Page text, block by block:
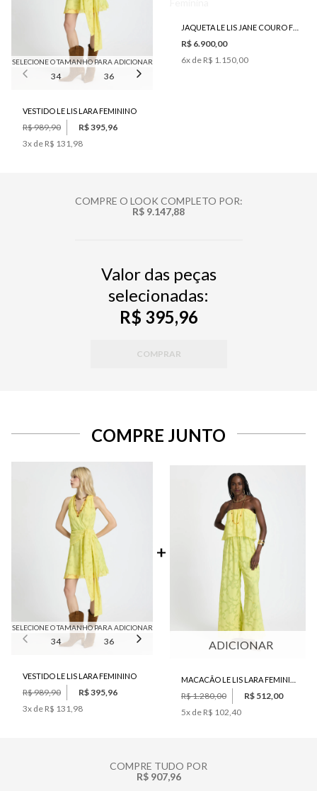
SELECIONE O TAMANHO PARA ADICIONAR
34 36
VESTIDO LE LIS LARA FEMININO
R$ 989,90
R$ 395,96
3x de R$ 131,98
R$ 6.900,00
6x de R$ 1.150,00
COMPRE O LOOK COMPLETO POR:
R$ 9.147,88
Valor das peças
selecionadas:
R$ 395,96
COMPRAR
COMPRE JUNTO
SELECIONE O TAMANHO PARA ADICIONAR
34 36 40 42
VESTIDO LE LIS LARA FEMININO
R$ 989,90
R$ 395,96
3x de R$ 131,98
ADICIONAR
R$ 1.280,00
R$ 512,00
5x de R$ 102,40
COMPRE TUDO POR
R$ 907,96